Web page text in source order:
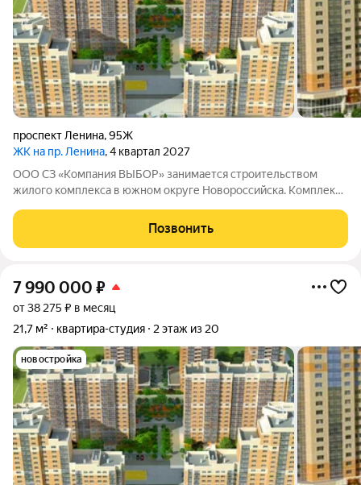
проспект Ленина,95Ж
ЖК на пр. Ленина, 4 квартал 2027
ООО СЗ «Компания ВЫБОР» занимается строительством
жилого комплекса в южном округе Новороссийска. Комплекс
творчества, в шаговой доступности от Суджукской косы.
Район отличается благоприятной
Позвонить
7 990 000 ₽
от 38 275 ₽ в месяц
21,7 м²
квартира-студия 2 этаж из 20
новостройка